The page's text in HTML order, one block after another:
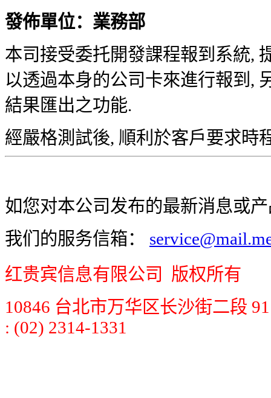
發佈單位：業務部
本司接受委托開發課程報到系統,
以透過本身的公司卡來進行報到,
結果匯出之功能.
經嚴格測試後, 順利於客戶要求時
如您对本公司发布的最新消息或
我们的服务信箱：
红贵宾信息有限公司 版权所有
10846 台北市万华区长沙街二段
: (02) 2314-1331